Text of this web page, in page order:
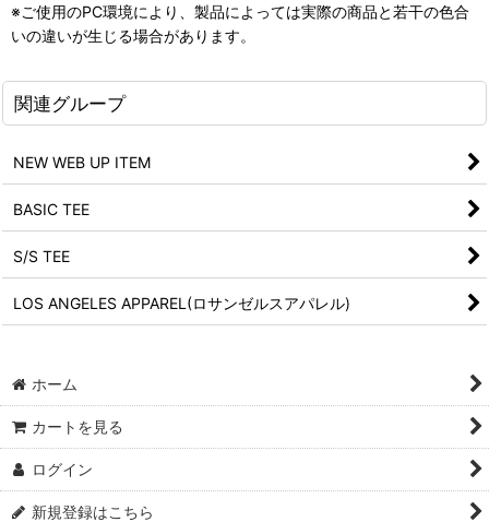
※ご使用のPC環境により、製品によっては実際の商品と若干の色合
いの違いが生じる場合があります。
関連グループ
NEW WEB UP ITEM
BASIC TEE
S/S TEE
LOS ANGELES APPAREL(ロサンゼルスアパレル)
ホーム
カートを見る
ログイン
新規登録はこちら